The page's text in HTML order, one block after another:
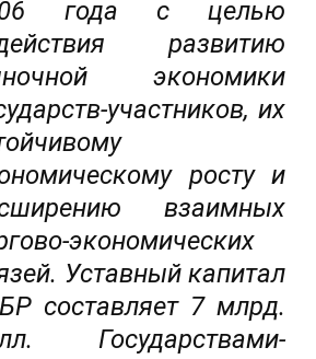
года с целью
развитию
экономики
участников, их
росту и
взаимных
экономических
Уставный капитал
составляет 7 млрд.
Государствами-